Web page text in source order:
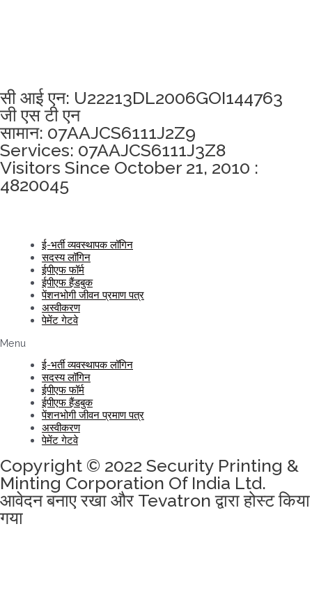
सी आई एन: U22213DL2006GOI144763
जी एस टी एन
सामान: 07AAJCS6111J2Z9
Services: 07AAJCS6111J3Z8
Visitors Since October 21, 2010 :
4820045
ई-भर्ती व्यवस्थापक लॉगिन
सदस्य लॉगिन
ईपीएफ फॉर्म
ईपीएफ हैंडबुक
पेंशनभोगी जीवन प्रमाण पत्र
अस्वीकरण
पेमेंट गेटवे
Menu
ई-भर्ती व्यवस्थापक लॉगिन
सदस्य लॉगिन
ईपीएफ फॉर्म
ईपीएफ हैंडबुक
पेंशनभोगी जीवन प्रमाण पत्र
अस्वीकरण
पेमेंट गेटवे
Copyright © 2022 Security Printing &
Minting Corporation Of India Ltd.
आवेदन बनाए रखा और Tevatron द्वारा होस्ट किया
गया